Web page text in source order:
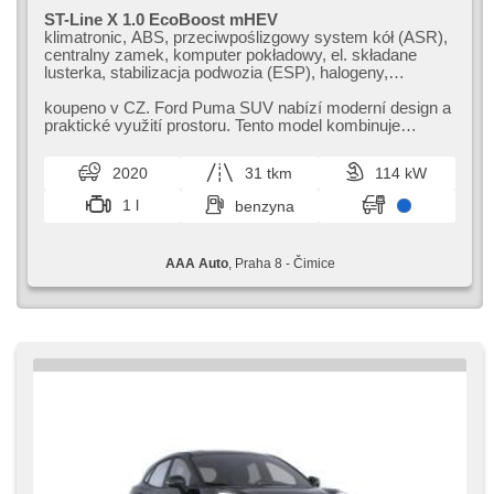
ST-Line X 1.0 EcoBoost mHEV
klimatronic, ABS, przeciwpoślizgowy system kół (ASR),
centralny zamek, komputer pokładowy, el. składane
lusterka, stabilizacja podwozia (ESP), halogeny,
czujnik ciśnienia opon, USB, 6x poduszka powietrzna,
podgrzewana przednia szyba, podgrzewana kierownica,
wspomaganie układu kierowniczego, el. opuszczane
szyby, radio fabryczne, manualna skrzynia biegów
koupeno v CZ. Ford Puma SUV nabízí moderní design a
praktické využití prostoru. Tento model kombinuje
2020 31 tkm
114 kW
1 l
benzyna
AAA Auto, Praha 8 - Čimice